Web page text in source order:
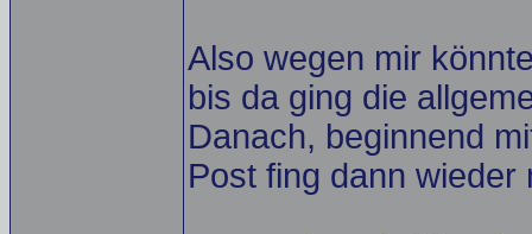
Also wegen mir
bis da ging die
Danach, beginnend
Post fing dann